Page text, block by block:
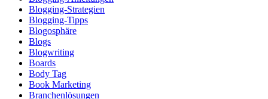
Blogging-Strategien
Blogging-Tipps
Blogosphäre
Blogs
Blogwriting
Boards
Body Tag
Book Marketing
Branchenlösungen